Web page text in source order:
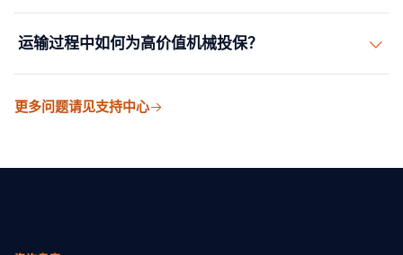
正确的日期以正确的顺序到达。
停产零件的24/7空运。我们网络中的合作仓库存储常用备
件以便即时发货。
运输过程中如何为高价值机械投保？
运输操作期间的覆盖。对于复杂的运输，我们安排检验员
更多问题请见支持中心